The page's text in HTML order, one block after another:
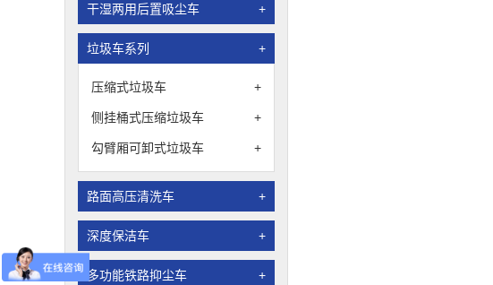
干湿两用后置吸尘车 +
垃圾车系列 +
压缩式垃圾车 +
侧挂桶式压缩垃圾车 +
勾臂厢可卸式垃圾车 +
路面高压清洗车 +
深度保洁车 +
多功能铁路抑尘车 +